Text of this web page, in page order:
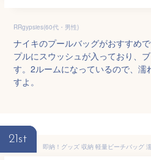
RRgypsies(60代・男性)
ナイキのプールバッグがおすすめ
プルにスウッシュが入っており、
す。2ルームになっているので、濡
すよ。
21st